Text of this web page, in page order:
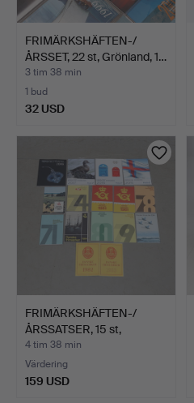
FRIMÄRKSHÄFTEN-/
ÅRSSET, 22 st, Grönland, 1…
3 tim 38 min
1 bud
32 USD
FRIMÄRKSHÄFTEN-/
ÅRSSATSER, 15 st,
Danmark/…
4 tim 38 min
Värdering
159 USD